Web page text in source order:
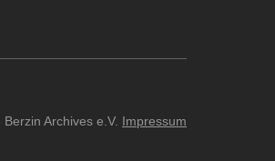
Archives e.V. Impressum